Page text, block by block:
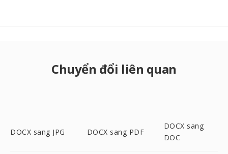
Chuyển đổi liên quan
DOCX sang JPG DOCX sang PDF
DOCX sang
DOC